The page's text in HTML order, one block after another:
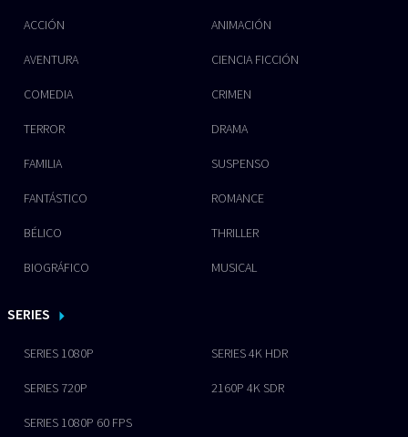
ACCIÓN ANIMACIÓN
AVENTURA CIENCIA FICCIÓN
COMEDIA CRIMEN
TERROR DRAMA
FAMILIA SUSPENSO
FANTÁSTICO ROMANCE
BÉLICO THRILLER
BIOGRÁFICO MUSICAL
SERIES
SERIES 1080P SERIES 4K HDR
SERIES 720P 2160P 4K SDR
SERIES 1080P 60 FPS